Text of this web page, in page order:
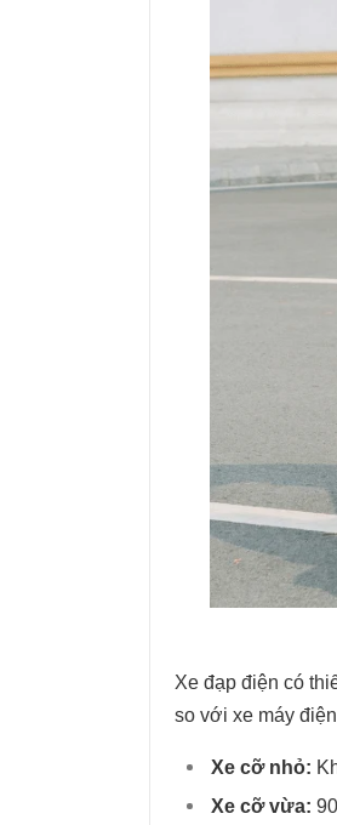
Xe đạp điện có
so với xe máy
Xe cỡ nhỏ:
Xe cỡ vừa: